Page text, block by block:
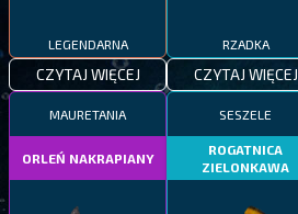
LEGENDARNA
CZYTAJ WIĘCEJ
RZADKA
CZYTAJ WIĘCEJ
MAURETANIA
ORLEŃ NAKRAPIANY
SESZELE
ROGATNICA
ZIELONKAWA